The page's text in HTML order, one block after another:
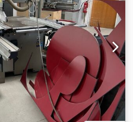
fino na guia paralela -
serra 450 mm - altura
máxima de corte a 45°
com 4 velocidades de
ajuste manual - com
da rotação - riscador
altura e lateral - sistema
N Szoysr - esquadro de
DUPLEX Disponibilidade:
63934 Röllbach